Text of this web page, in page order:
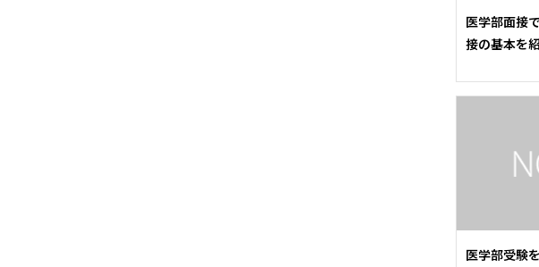
医学部面接
接の基本を
医学部受験